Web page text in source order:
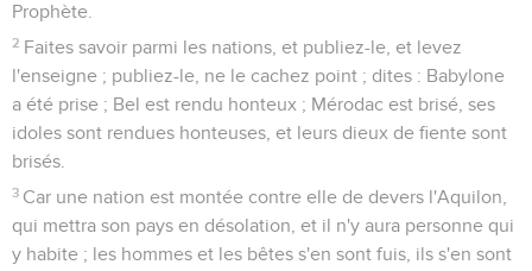
Prophète.
2 Faites savoir parmi les nations, et publiez-le, et levez
l'enseigne ; publiez-le, ne le cachez point ; dites : Babylone
a été prise ; Bel est rendu honteux ; Mérodac est brisé, ses
idoles sont rendues honteuses, et leurs dieux de fiente sont
brisés.
3 Car une nation est montée contre elle de devers l'Aquilon,
qui mettra son pays en désolation, et il n'y aura personne qui
y habite ; les hommes et les bêtes s'en sont fuis, ils s'en sont